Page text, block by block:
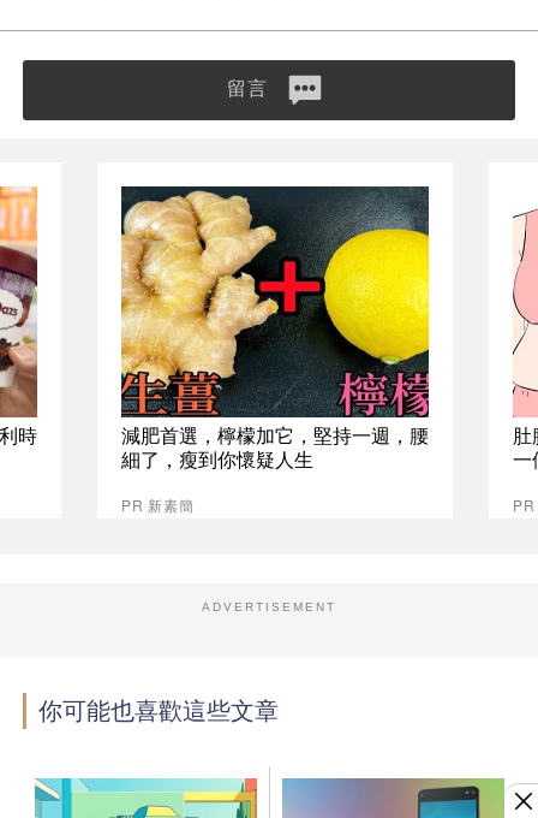
留言
時
減肥首選，檸檬加它，堅持一週，腰
細了，瘦到你懷疑人生
PR 新素簡
肚
一
ADVERTISEMENT
你可能也喜歡這些文章